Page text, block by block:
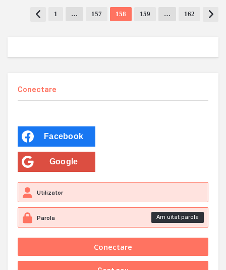
1 … 157 158 159 … 162
Conectare
Facebook
Google
Am uitat parola